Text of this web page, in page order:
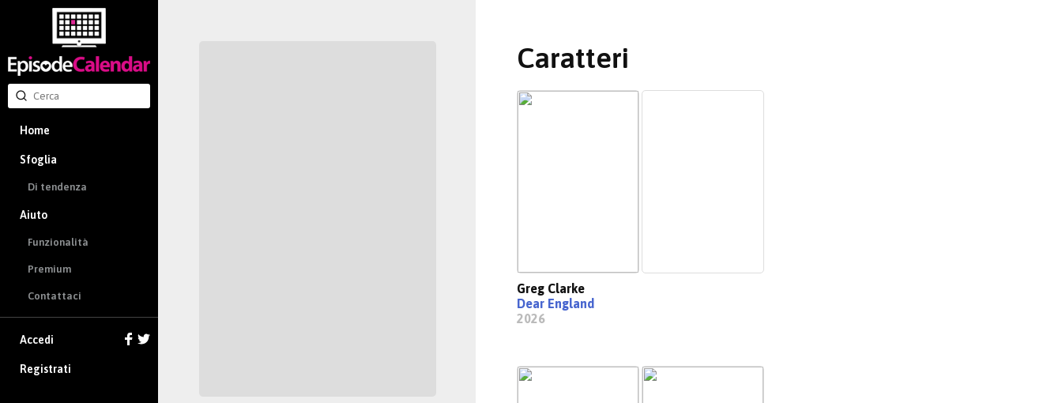
Home
Sfoglia
Di tendenza
Aiuto
Funzionalità
Premium
Contattaci
Accedi
Registrati
Caratteri
Greg Clarke
Dear England
2026